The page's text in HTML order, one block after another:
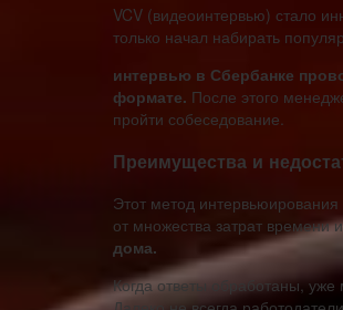
VCV (видеоинтервью) стало
только начал набирать
интервью в Сбербанке
формате. После этого
пройти собеседование.
Преимущества и
Этот метод
от множества затрат времени
дома.
Когда ответы обработаны,